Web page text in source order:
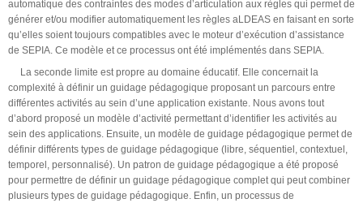
automatique des contraintes des modes d’articulation aux règles qui permet de
générer et/ou modifier automatiquement les règles aLDEAS en faisant en sorte
qu’elles soient toujours compatibles avec le moteur d’exécution d’assistance
de SEPIA. Ce modèle et ce processus ont été implémentés dans SEPIA.
La seconde limite est propre au domaine éducatif. Elle concernait la
complexité à définir un guidage pédagogique proposant un parcours entre
différentes activités au sein d’une application existante. Nous avons tout
d’abord proposé un modèle d’activité permettant d’identifier les activités au
sein des applications. Ensuite, un modèle de guidage pédagogique permet de
définir différents types de guidage pédagogique (libre, séquentiel, contextuel,
temporel, personnalisé). Un patron de guidage pédagogique a été proposé
pour permettre de définir un guidage pédagogique complet qui peut combiner
plusieurs types de guidage pédagogique. Enfin, un processus de